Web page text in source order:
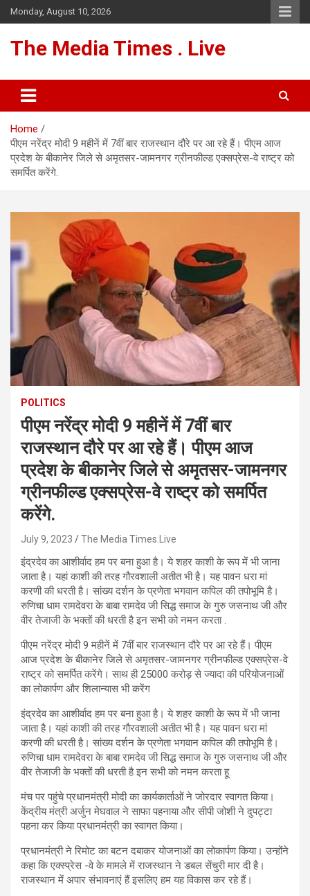
Skip
to
Monday, August 10, 2026
The Media Times . Live
Home
पीएम नरेंद्र मोदी 9 महीनें में 7वीं बार राजस्थान दौरे पर आ रहे हैं। पीएम आज
प्रदेश के बीकानेर जिले से अमृतसर-जामनगर ग्रीनफील्ड एक्सप्रेस-वे राष्ट्र को
समर्पित करेंगे.
POLITICS
पीएम नरेंद्र मोदी 9 महीनें में 7वीं बार
राजस्थान दौरे पर आ रहे हैं। पीएम आज
प्रदेश के बीकानेर जिले से अमृतसर-जामनगर
ग्रीनफील्ड एक्सप्रेस-वे राष्ट्र को समर्पित
करेंगे.
July 9, 2023 The Media Times.Live
इंद्रदेव का आशीर्वाद हम पर बना हुआ है। ये शहर काशी के रूप में भी जाना
जाता है। यहां काशी की तरह गौरवशाली अतीत भी है। यह पावन धरा मां
करणी की धरती है। सांख्य दर्शन के प्रणेता भगवान कपिल की तपोभूमि है।
रुणिचा धाम रामदेवरा के बाबा रामदेव जी सिद्ध समाज के गुरु जसनाथ जी और
वीर तेजाजी के भक्तों की धरती है इन सभी को नमन करता .
पीएम नरेंद्र मोदी 9 महीनें में 7वीं बार राजस्थान दौरे पर आ रहे हैं। पीएम
आज प्रदेश के बीकानेर जिले से अमृतसर-जामनगर ग्रीनफील्ड एक्सप्रेस-वे
राष्ट्र को समर्पित करेंगे। साथ ही 25000 करोड़ से ज्यादा की परियोजनाओं
का लोकार्पण और शिलान्यास भी करेंग
इंद्रदेव का आशीर्वाद हम पर बना हुआ है। ये शहर काशी के रूप में भी जाना
जाता है। यहां काशी की तरह गौरवशाली अतीत भी है। यह पावन धरा मां
करणी की धरती है। सांख्य दर्शन के प्रणेता भगवान कपिल की तपोभूमि है।
रुणिचा धाम रामदेवरा के बाबा रामदेव जी सिद्ध समाज के गुरु जसनाथ जी और
वीर तेजाजी के भक्तों की धरती है इन सभी को नमन करता हू.
मंच पर पहुंचे प्रधानमंत्री मोदी का कार्यकार्ताओं ने जोरदार स्वागत किया।
केंद्रीय मंत्री अर्जुन मेघवाल ने साफा पहनाया और सीपी जोशी ने दुपट्टा
पहना कर किया प्रधानमंत्री का स्वागत किया।
प्रधानमंत्री ने रिमोट का बटन दबाकर योजनाओं का लोकार्पण किया। उन्होंने
कहा कि एक्स्प्रेस -वे के मामले में राजस्थान ने डबल सेंचुरी मार दी है।
राजस्थान में अपार संभावनाएं हैं इसलिए हम यह विकास कर रहे हैं।